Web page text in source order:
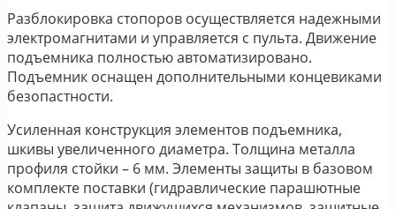
Разблокировка стопоров осуществляется надежными
электромагнитами и управляется с пульта. Движение
подъемника полностью автоматизировано.
Подъемник оснащен дополнительными концевиками
безопастности.
Усиленная конструкция элементов подъемника,
шкивы увеличенного диаметра. Толщина металла
профиля стойки – 6 мм. Элементы защиты в базовом
комплекте поставки (гидравлические парашютные